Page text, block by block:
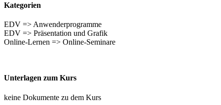
Kategorien
EDV => Anwenderprogramme
EDV => Präsentation und Grafik
Online-Lernen => Online-Seminare
Unterlagen zum Kurs
keine Dokumente zu dem Kurs